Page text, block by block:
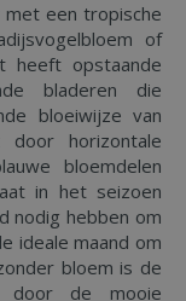
met een tropische
of
heeft opstaande
bladeren die
bloeiwijze van
door horizontale
bloemdelen
in het seizoen
nodig hebben om
ideale maand om
bloem is de
door de mooie